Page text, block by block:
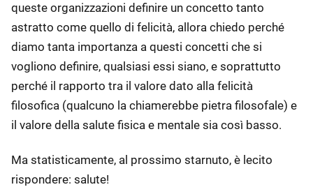
queste organizzazioni definire un concetto tanto
astratto come quello di felicità, allora chiedo perché
diamo tanta importanza a questi concetti che si
vogliono definire, qualsiasi essi siano, e soprattutto
perché il rapporto tra il valore dato alla felicità
filosofica (qualcuno la chiamerebbe pietra filosofale) e
il valore della salute fisica e mentale sia così basso.
Ma statisticamente, al prossimo starnuto, è lecito
rispondere: salute!